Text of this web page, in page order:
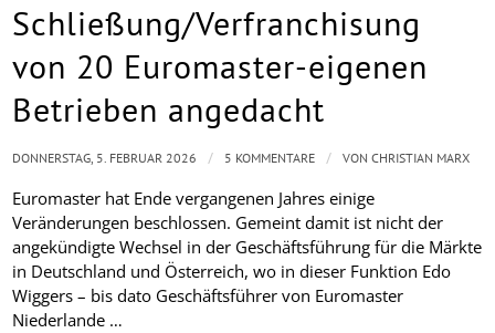
Schließung/Verfranchisung
von 20 Euromaster-eigenen
Betrieben angedacht
Euromaster hat Ende vergangenen Jahres einige
Veränderungen beschlossen. Gemeint damit ist nicht der
angekündigte Wechsel in der Geschäftsführung für die Märkte
in Deutschland und Österreich, wo in dieser Funktion Edo
Wiggers – bis dato Geschäftsführer von Euromaster
Niederlande …
DONNERSTAG, 5. FEBRUAR 2026 / 5 KOMMENTARE / VONCHRISTIAN MARX